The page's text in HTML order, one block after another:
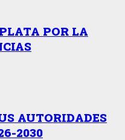
POR LA
AUTORIDADES
2030